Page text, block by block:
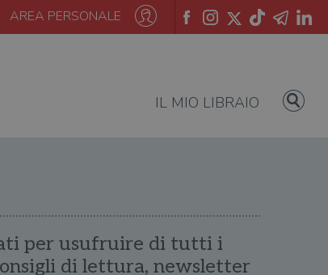
AREA PERSONALE
IL MIO LIBRAIO
per usufruire di tutti i
di lettura, newsletter